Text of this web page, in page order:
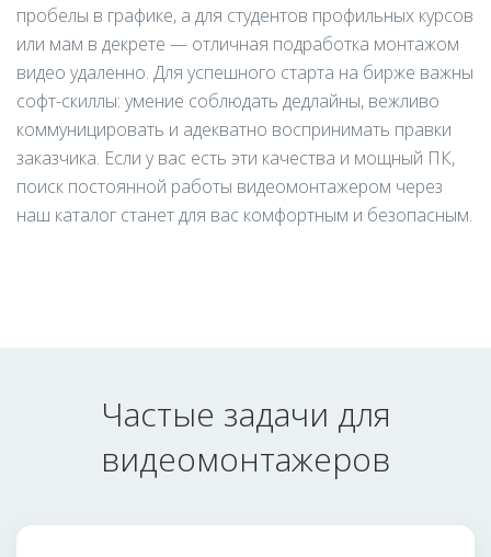
пробелы в графике, а для студентов профильных курсов
или мам в декрете — отличная подработка монтажом
видео удаленно. Для успешного старта на бирже важны
софт-скиллы: умение соблюдать дедлайны, вежливо
коммуницировать и адекватно воспринимать правки
заказчика. Если у вас есть эти качества и мощный ПК,
поиск постоянной работы видеомонтажером через
наш каталог станет для вас комфортным и безопасным.
Частые задачи для
видеомонтажеров